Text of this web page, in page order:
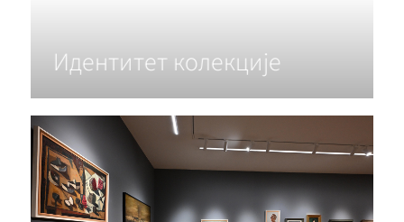
Идентитет колекције